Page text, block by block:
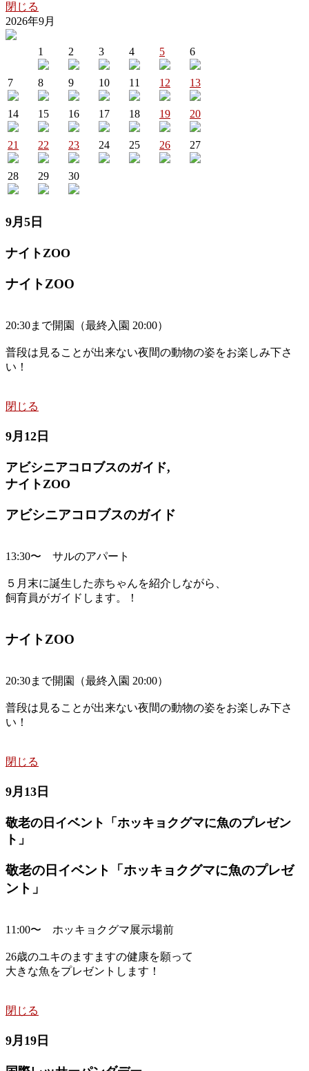
閉じる
2026年9月
1 2 3 4 5 6
7 8 9 10 11 12 13
14 15 16 17 18 19 20
21 22 23 24 25 26 27
28 29 30
9月5日
ナイトZOO
ナイトZOO
20:30まで開園（最終入園 20:00）
普段は見ることが出来ない夜間の動物の姿をお楽しみ下さ
い！
閉じる
9月12日
アビシニアコロブスのガイド,
ナイトZOO
アビシニアコロブスのガイド
13:30〜 サルのアパート
５月末に誕生した赤ちゃんを紹介しながら、
飼育員がガイドします。！
ナイトZOO
20:30まで開園（最終入園 20:00）
普段は見ることが出来ない夜間の動物の姿をお楽しみ下さ
い！
閉じる
9月13日
敬老の日イベント「ホッキョクグマに魚のプレゼン
ト」
敬老の日イベント「ホッキョクグマに魚のプレゼ
ント」
11:00〜 ホッキョクグマ展示場前
26歳のユキのますますの健康を願って
大きな魚をプレゼントします！
閉じる
9月19日